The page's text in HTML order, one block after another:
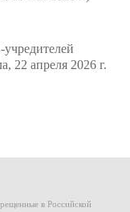
учредителей
22 апреля 2026 г.
в Российской